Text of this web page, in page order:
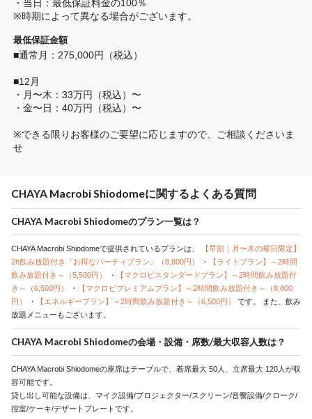
・当日：最低保証料金の100％
※時期によって異なる場合がございます。
最低保証金額
■通常月：275,000円（税込）
■12月
・月〜木：33万円（税込）〜
・金〜日：40万円（税込）〜
※できる限りお客様のご要望に応じますので、ご相談くださいま
せ
CHAYA Macrobi Shiodomeに関するよくある質問
CHAYA Macrobi Shiodomeのプラン一覧は？
CHAYA Macrobi Shiodomeで提供されているプランは、
【早割｜月〜木の曜日限定】
2h飲み放題付き『お得なパーティプラン』（8,800円）
・
【ライトプラン】～2時間
飲み放題付き～（5,500円）
・
【マクロビスタンダードプラン】～2時間飲み放題付
き～（6,500円）
・
【マクロビプレミアムプラン】～2時間飲み放題付き～（8,800
円）
・ 【エネルギープラン】～2時間飲み放題付き～（6,500円） です。
また、飲み
放題メニューもございます。
CHAYA Macrobi Shiodomeの会場・設備・席数/最大収容人数は？
CHAYA Macrobi Shiodomeの座席はテーブルで、着席最大 50人、立席最大 120人が収
容可能です。
貸し出し可能な設備は、マイク設備/プロジェクター/スクリーン/音響設備/クローク/
控室/ケーキ/デザートプレートです。